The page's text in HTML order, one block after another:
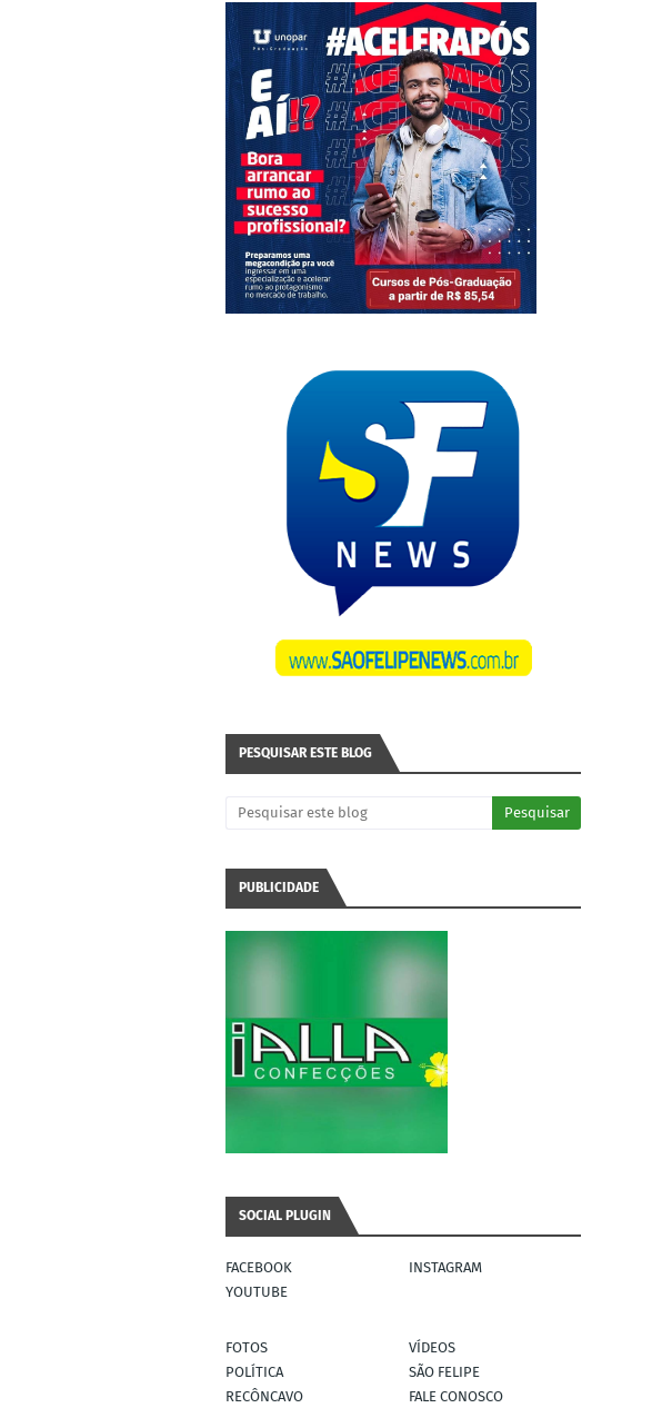
PESQUISAR ESTE BLOG
PUBLICIDADE
SOCIAL PLUGIN
FACEBOOK
INSTAGRAM
YOUTUBE
FOTOS
VÍDEOS
POLÍTICA
SÃO FELIPE
RECÔNCAVO
FALE CONOSCO